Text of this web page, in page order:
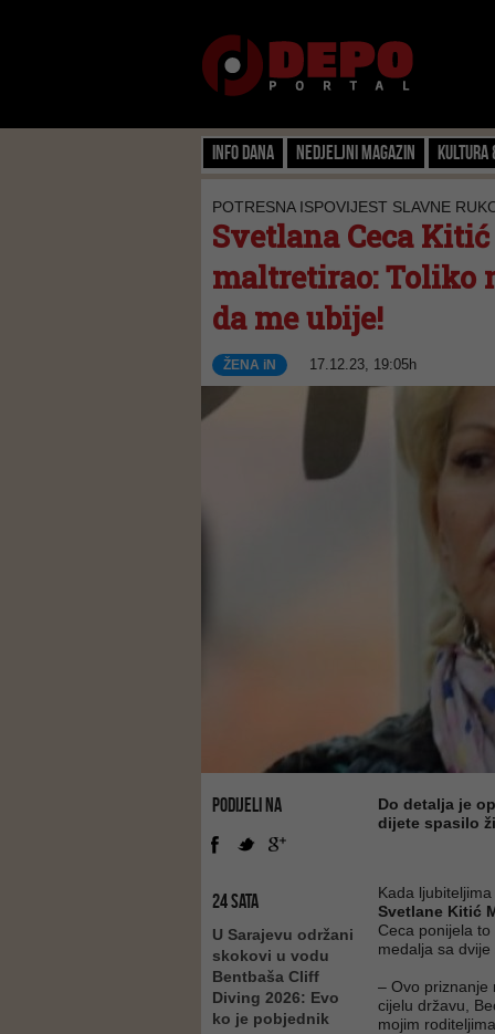
Info dana Nedjeljni magazin Kultura
POTRESNA ISPOVIJEST SLAVNE
Svetlana Ceca
maltretirao: Toliko
da me ubije!
ŽENA iN 17.12.23, 19:05h
PODIJELI NA
24 SATA
U Sarajevu održani
skokovi u vodu
Bentbaša Cliff
Diving 2026: Evo
ko je pobjednik
Do detalja je
dijete spasilo
Kada
Svetlane Kitić
Ceca ponijela
medalja sa
– Ovo priznanje
cijelu državu,
mojim